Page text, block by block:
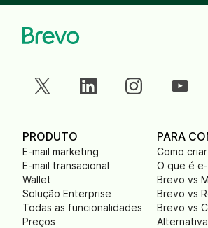
PRODUTO
E-mail marketing
E-mail transacional
Wallet
Solução Enterprise
Todas as funcionalidades
Preços
PARA
Como
O que é
Brevo vs
Brevo vs
Brevo vs